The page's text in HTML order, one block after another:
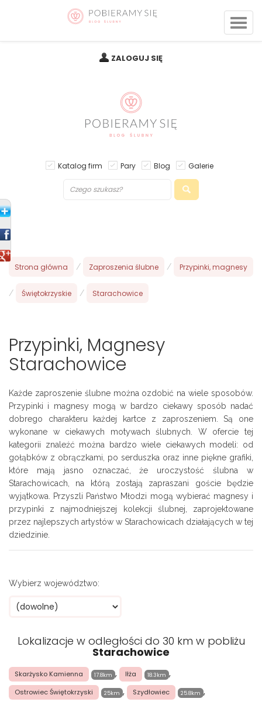
ZALOGUJ SIĘ
Katalog firm Pary Blog Galerie
Strona główna / Zaproszenia ślubne / Przypinki, magnesy
/ Świętokrzyskie / Starachowice
Przypinki, Magnesy
Starachowice
Każde zaproszenie ślubne można ozdobić na wiele sposobów.
Przypinki i magnesy mogą w bardzo ciekawy sposób nadać
dobrego charakteru każdej kartce z zaproszeniem. Są one
wykonane w ciekawych motywach ślubnych. W ofercie tej
kategorii znaleźć można bardzo wiele ciekawych modeli: od
gołąbków z obrączkami, po serduszka oraz inne piękne grafiki,
które mają jasno oznaczać, że uroczystość ślubna w
Starachowicach, na którą zostają zapraszani goście będzie
wyjątkowa. Przyszli Państwo Młodzi mogą wybierać magnesy i
przypinki z najmodniejszej kolekcji ślubnej, zaprojektowane
przez najlepszych artystów w Starachowicach działających w tej
dziedzinie.
Wybierz województwo:
Lokalizacje w odległości do 30 km w pobliżu
Starachowice
Skarżysko Kamienna 17.8km , Iłża 18.3km ,
Ostrowiec Świętokrzyski 25km , Szydłowiec 25.8km ,